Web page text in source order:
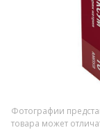
Фотографии
товара может